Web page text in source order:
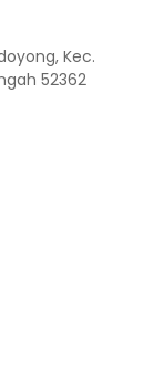
Kec.
52362